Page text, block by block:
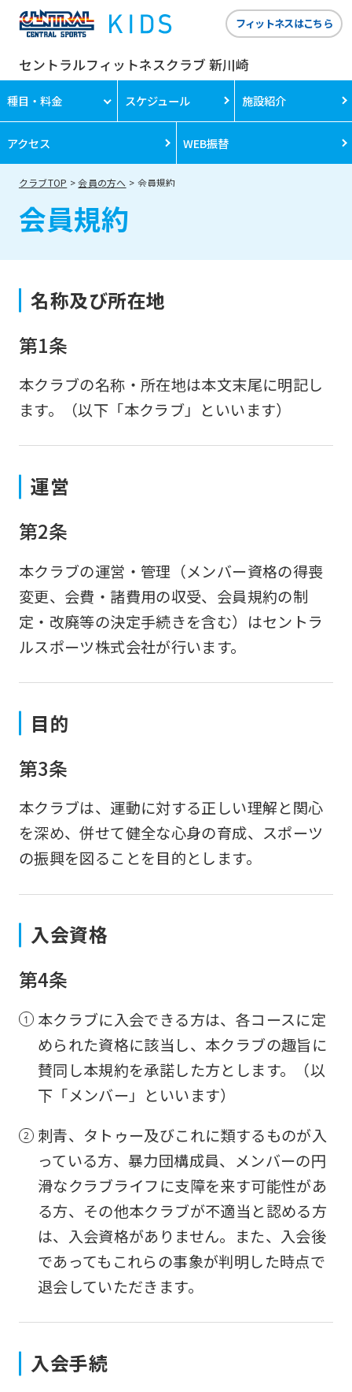
セントラルフィットネスクラブ 新川崎
フィットネスはこちら
種目・料金 スケジュール 施設紹介
アクセス WEB振替
クラブTOP 会員の方へ 会員規約
会員規約
名称及び所在地
第1条
本クラブの名称・所在地は本文末尾に明記し
ます。（以下「本クラブ」といいます）
運営
第2条
本クラブの運営・管理（メンバー資格の得喪
変更、会費・諸費用の収受、会員規約の制
定・改廃等の決定手続きを含む）はセントラ
ルスポーツ株式会社が行います。
目的
第3条
本クラブは、運動に対する正しい理解と関心
を深め、併せて健全な心身の育成、スポーツ
の振興を図ることを目的とします。
入会資格
第4条
本クラブに入会できる方は、各コースに定
められた資格に該当し、本クラブの趣旨に
賛同し本規約を承諾した方とします。（以
下「メンバー」といいます）
刺青、タトゥー及びこれに類するものが入
っている方、暴力団構成員、メンバーの円
滑なクラブライフに支障を来す可能性があ
る方、その他本クラブが不適当と認める方
は、入会資格がありません。また、入会後
であってもこれらの事象が判明した時点で
退会していただきます。
入会手続